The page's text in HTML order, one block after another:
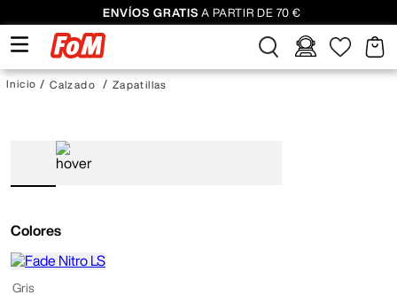
ENVÍOS GRATIS A PARTIR DE 70 €
Calzado Zapatillas
Colores
Gris